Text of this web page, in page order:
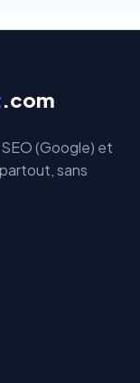
.com
(Google) et
sans